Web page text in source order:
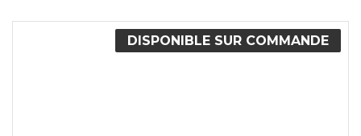
DISPONIBLE SUR COMMANDE